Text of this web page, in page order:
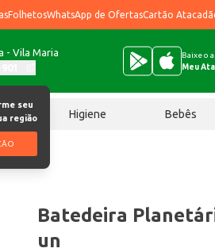
FolhetosWhatsApp de OfertasCartão
- Vila Maria
seu
região
Baixe o
Meu
Higiene Bebês
un
Batedeira
un